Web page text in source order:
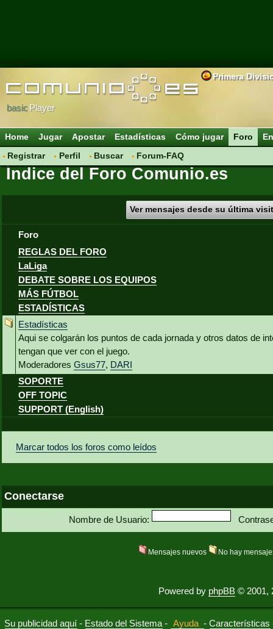
Primera
basicPlayer
Home Jugar Apostar Estadísticas Cómo jugar
Foro
Registrar
Perfil Buscar Forum-FAQ
Índice del Foro Comunio.es
Ver mensajes desde su última
Foro
REGLAS DEL FORO
LaLiga
DEBATE SOBRE LOS EQUIPOS
MÁS FÚTBOL
ESTADÍSTICAS
Estadísticas
Aqui se colgarán los puntos de cada jornada y otros datos de
tengan que ver con el juego.
Moderadores Gsus77, DARI
SOPORTE
OFF TOPIC
SUPPORT (English)
Marcar todos los foros como leídos
Conectarse
Nombre de Usuario:
Mensajes nuevos No hay
Powered by phpBB © 2001,
Su publicidad aquí - Estado del Sistema - Ayuda -Características